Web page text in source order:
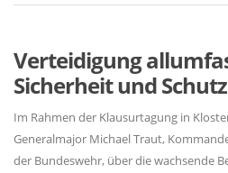
Verteidigung
Sicherheit und
Im Rahmen der Klausurtagung in
Generalmajor Michael Traut,
der Bundeswehr, über die wachsende